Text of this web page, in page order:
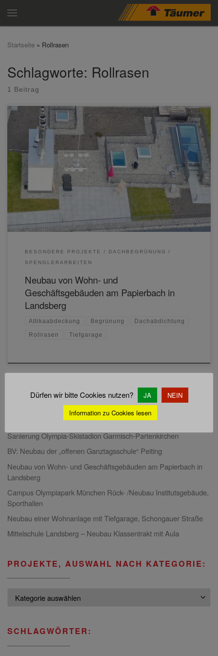
Zum Inhalt springen
Startseite » Rollrasen
Schlagworte: Rollrasen
1 Beitrag
BESONDERE PROJEKTE
DACHBEGRÜNUNG
SPENGLERARBEITEN
Neubau von Wohn- und
Geschäftsgebäuden am Papierbach in
Landsberg
Attikaabdeckung Begrünung Dachabdichtung
Rollrasen Tiefgarage
NEUESTE PROJEKTE:
Sanierung Olympia-Skistadion Garmisch-Partenkirchen
BV: Neubau der „offenen Ganztagsschule“ Peiting
Neubau von Wohn- und Geschäftsgebäuden am Papierbach in
Landsberg
Campus Olympiapark München Rück- /Neubau Institutsgebäude,
Sporthallen
Neubau einer Wohnanlage mit Tiefgarage, Schongauer Straße
Mittelschule Landsberg – Neubau Klassentrakt mit Aula
PROJEKTE, AUSWAHL NACH KATEGORIE:
SCHLAGWÖRTER:
Dürfen wir bitte Cookies nutzen? JA
NEIN
Information zu Cookies lesen